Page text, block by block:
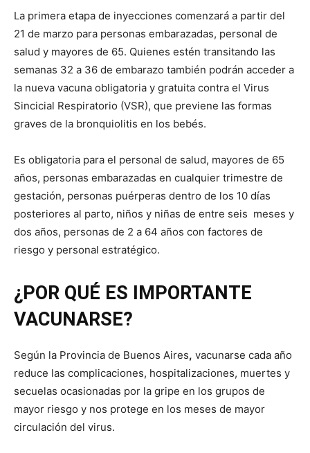
La primera etapa de inyecciones comenzará a partir del
21 de marzo para personas embarazadas, personal de
salud y mayores de 65. Quienes estén transitando las
semanas 32 a 36 de embarazo también podrán acceder a
la nueva vacuna obligatoria y gratuita contra el Virus
Sincicial Respiratorio (VSR), que previene las formas
graves de la bronquiolitis en los bebés.
Es obligatoria para el personal de salud, mayores de 65
años, personas embarazadas en cualquier trimestre de
gestación, personas puérperas dentro de los 10 días
posteriores al parto, niños y niñas de entre seis meses y
dos años, personas de 2 a 64 años con factores de
riesgo y personal estratégico.
¿POR QUÉ ES IMPORTANTE
VACUNARSE?
Según la Provincia de Buenos Aires, vacunarse cada año
reduce las complicaciones, hospitalizaciones, muertes y
secuelas ocasionadas por la gripe en los grupos de
mayor riesgo y nos protege en los meses de mayor
circulación del virus.